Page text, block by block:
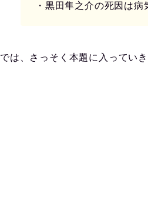
・黒田隼之介の死因は
では、さっそく本題に入っていき